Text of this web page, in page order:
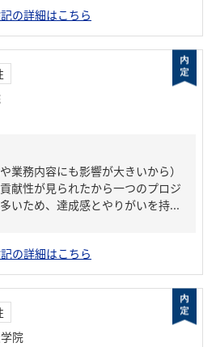
の詳細はこちら
業務内容にも影響が大きいから）
献性が見られたから一つのプロジ
いため、達成感とやりがいを持...
の詳細はこちら
院